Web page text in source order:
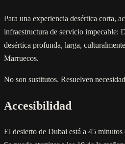
Para una experiencia desértica corta,
infraestructura de servicio impecable:
desértica profunda, larga,
Marruecos.
No son sustitutos. Resuelven
Accesibilidad
El desierto de Dubai está a 45